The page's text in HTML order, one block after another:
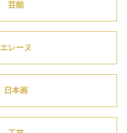
芸能
エレーヌ
日本画